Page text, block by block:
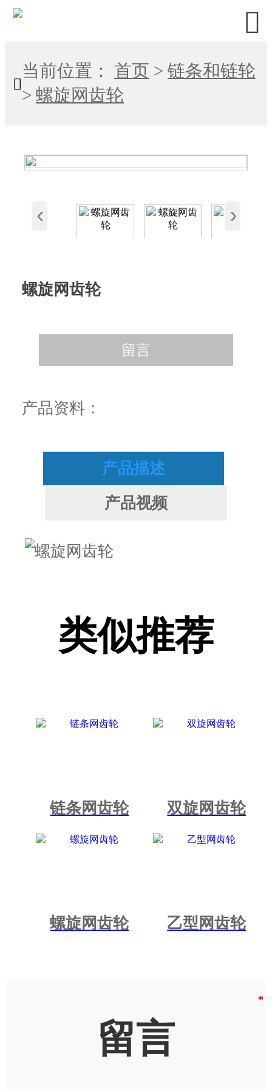


当前位置： 首页 > 链条和链轮
> 螺旋网齿轮
‹ ›
螺旋网齿轮
留言
产品资料：
产品描述
产品视频
类似推荐
链条网齿轮 双旋网齿轮
螺旋网齿轮 乙型网齿轮
留言